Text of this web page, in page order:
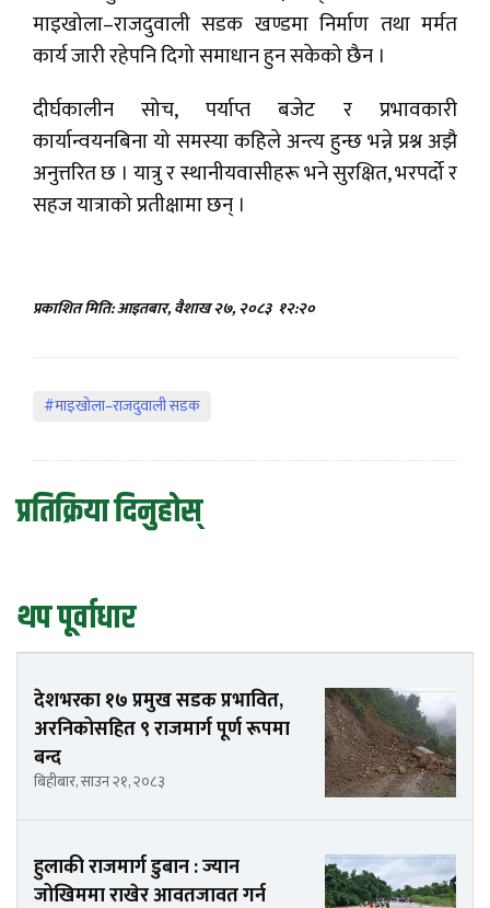
माइखोला–राजदुवाली सडक खण्डमा निर्माण तथा मर्मत
कार्य जारी रहेपनि दिगो समाधान हुन सकेको छैन ।
दीर्घकालीन सोच, पर्याप्त बजेट र प्रभावकारी
कार्यान्वयनबिना यो समस्या कहिले अन्त्य हुन्छ भन्ने प्रश्न अझै
अनुत्तरित छ । यात्रु र स्थानीयवासीहरू भने सुरक्षित, भरपर्दो र
सहज यात्राको प्रतीक्षामा छन् ।
प्रकाशित मिति: आइतबार, वैशाख २७, २०८३ १२:२०
#माइखोला–राजदुवाली सडक
प्रतिक्रिया दिनुहोस्
थप पूर्वाधार
देशभरका १७ प्रमुख सडक प्रभावित,
अरनिकोसहित ९ राजमार्ग पूर्ण रूपमा
बन्द
बिहीबार, साउन २१, २०८३
हुलाकी राजमार्ग डुबान : ज्यान
जोखिममा राखेर आवतजावत गर्न